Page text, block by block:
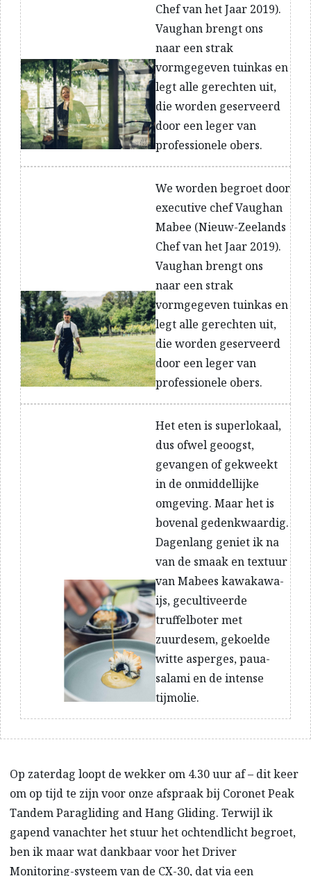
Chef van het Jaar 2019).
Vaughan brengt ons
naar een strak
vormgegeven tuinkas en
legt alle gerechten uit,
die worden geserveerd
door een leger van
professionele obers.
We worden begroet door
executive chef Vaughan
Mabee (Nieuw-Zeelands
Chef van het Jaar 2019).
Vaughan brengt ons
naar een strak
vormgegeven tuinkas en
legt alle gerechten uit,
die worden geserveerd
door een leger van
professionele obers.
Het eten is superlokaal,
dus ofwel geoogst,
gevangen of gekweekt
in de onmiddellijke
omgeving. Maar het is
bovenal gedenkwaardig.
Dagenlang geniet ik na
van de smaak en textuur
van Mabees kawakawa-
ijs, gecultiveerde
truffelboter met
zuurdesem, gekoelde
witte asperges, paua-
salami en de intense
tijmolie.
Op zaterdag loopt de wekker om 4.30 uur af – dit keer
om op tijd te zijn voor onze afspraak bij Coronet Peak
Tandem Paragliding and Hang Gliding. Terwijl ik
gapend vanachter het stuur het ochtendlicht begroet,
ben ik maar wat dankbaar voor het Driver
Monitoring-systeem van de CX-30, dat via een